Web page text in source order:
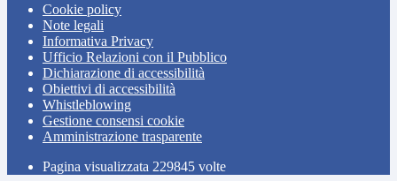
Cookie policy
Note legali
Informativa Privacy
Ufficio Relazioni con il Pubblico
Dichiarazione di accessibilità
Obiettivi di accessibilità
Whistleblowing
Gestione consensi cookie
Amministrazione trasparente
Pagina visualizzata 229845 volte